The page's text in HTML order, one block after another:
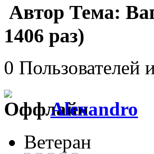
Автор Тема:
1406 раз)
0 Пользователей
Alexandro
Ветеран